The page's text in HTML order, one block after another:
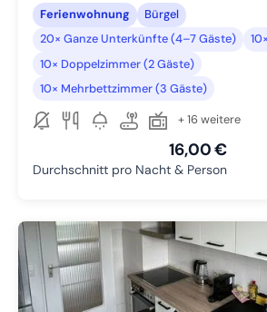
Ferienwohnung
Bürgel
20× Ganze Unterkünfte (4–7 Gäste)
10× Doppelzimmer (2 Gäste)
10× Mehrbettzimmer (3 Gäste)
+ 16 weitere
16,00 €
Durchschnitt pro Nacht & Person